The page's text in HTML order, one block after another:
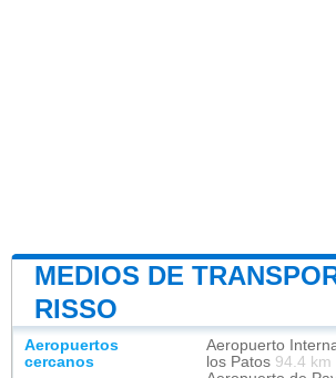
MEDIOS DE
RISSO
Aeropuertos
cercanos
Aeropuerto
los Patos 94.4 km